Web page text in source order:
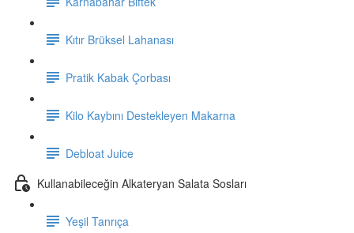
Kıtır Brüksel Lahanası
Pratik Kabak Çorbası
Kilo Kaybını Destekleyen Makarna
Debloat Juice
Kullanabileceğin Alkateryan Salata Sosları
Yeşil Tanrıça